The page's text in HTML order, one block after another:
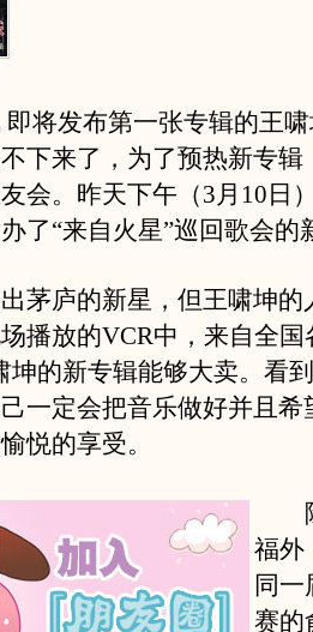
发布第一张专辑的王啸
下来了，为了预热新专辑
会。昨天下午（3月10日
了“来自火星”巡回歌会的
庐的新星，但王啸坤的
播放的VCR中，来自全国
坤的新专辑能够大卖。看
一定会把音乐做好并且希
悦的享受。
除
福外
同
赛的